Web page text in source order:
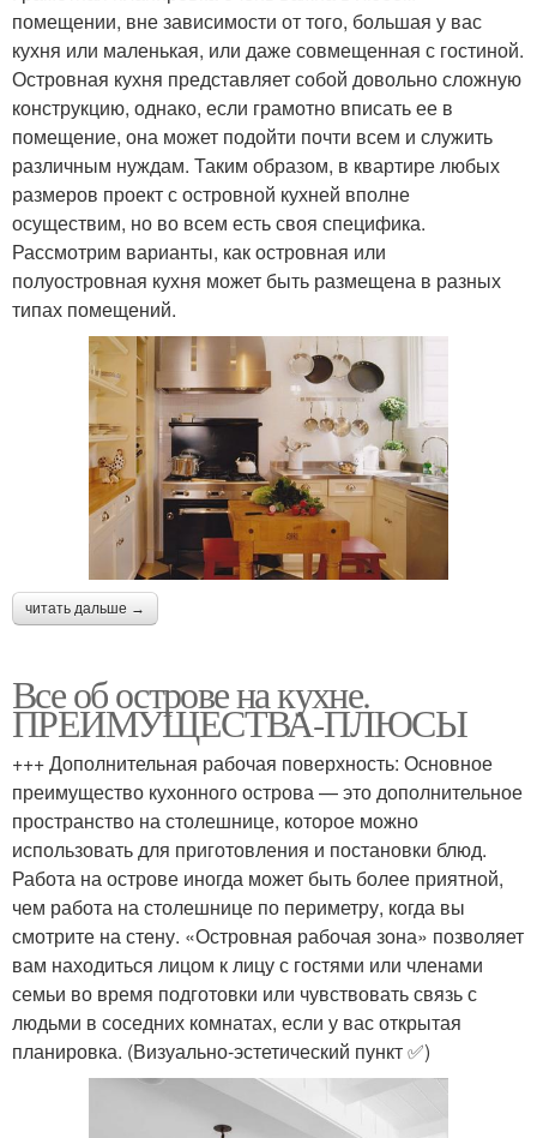
помещении, вне зависимости от того, большая у вас
кухня или маленькая, или даже совмещенная с гостиной.
Островная кухня представляет собой довольно сложную
конструкцию, однако, если грамотно вписать ее в
помещение, она может подойти почти всем и служить
различным нуждам. Таким образом, в квартире любых
размеров проект с островной кухней вполне
осуществим, но во всем есть своя специфика.
Рассмотрим варианты, как островная или
полуостровная кухня может быть размещена в разных
типах помещений.
читать дальше →
Все об острове на кухне.
ПРЕИМУЩЕСТВА-ПЛЮСЫ
+++ Дополнительная рабочая поверхность: Основное
преимущество кухонного острова — это дополнительное
пространство на столешнице, которое можно
использовать для приготовления и постановки блюд.
Работа на острове иногда может быть более приятной,
чем работа на столешнице по периметру, когда вы
смотрите на стену. «Островная рабочая зона» позволяет
вам находиться лицом к лицу с гостями или членами
семьи во время подготовки или чувствовать связь с
людьми в соседних комнатах, если у вас открытая
планировка. (Визуально-эстетический пункт ✅)